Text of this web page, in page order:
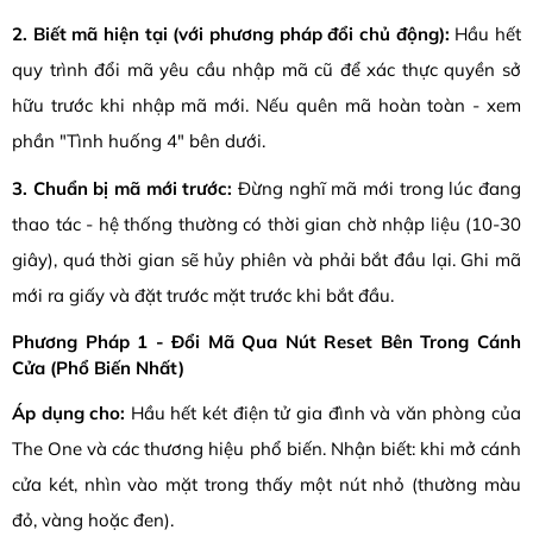
2. Biết mã hiện tại (với phương pháp đổi chủ động): Hầu hết
quy trình đổi mã yêu cầu nhập mã cũ để xác thực quyền sở
hữu trước khi nhập mã mới. Nếu quên mã hoàn toàn - xem
phần "Tình huống 4" bên dưới.
3. Chuẩn bị mã mới trước: Đừng nghĩ mã mới trong lúc đang
thao tác - hệ thống thường có thời gian chờ nhập liệu (10-30
giây), quá thời gian sẽ hủy phiên và phải bắt đầu lại. Ghi mã
mới ra giấy và đặt trước mặt trước khi bắt đầu.
Phương Pháp 1 - Đổi Mã Qua Nút Reset Bên Trong Cánh
Cửa (Phổ Biến Nhất)
Áp dụng cho: Hầu hết két điện tử gia đình và văn phòng của
The One và các thương hiệu phổ biến. Nhận biết: khi mở cánh
cửa két, nhìn vào mặt trong thấy một nút nhỏ (thường màu
đỏ, vàng hoặc đen).